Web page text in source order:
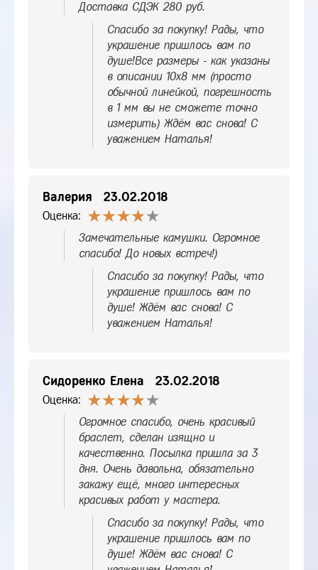
Доставка СДЭК 280 руб.
Спасибо за покупку! Рады, что
украшение пришлось вам по
душе!Все размеры - как указаны
в описании 10х8 мм (просто
обычной линейкой, погрешность
в 1 мм вы не сможете точно
измерить) Ждём вас снова! С
уважением Наталья!
Валерия 23.02.2018
Оценка:
Замечательные камушки. Огромное
спасибо! До новых встреч!)
Спасибо за покупку! Рады, что
украшение пришлось вам по
душе! Ждём вас снова! С
уважением Наталья!
Сидоренко Елена 23.02.2018
Оценка:
Огромное спасибо, очень красивый
браслет, сделан изящно и
качественно. Посылка пришла за 3
дня. Очень давольна, обязательно
закажу ещё, много интересных
красивых работ у мастера.
Спасибо за покупку! Рады, что
украшение пришлось вам по
душе! Ждём вас снова! С